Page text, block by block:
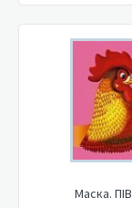
Маска.